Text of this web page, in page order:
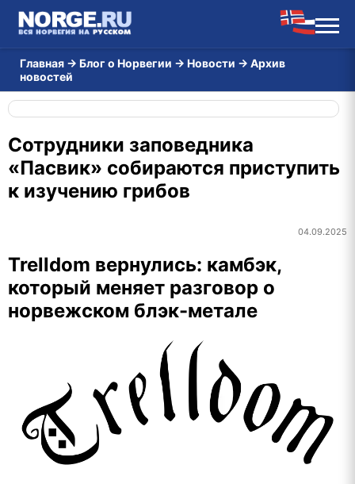
Главная → Блог о Норвегии → Новости → Архив
новостей
Сотрудники заповедника
«Пасвик» собираются приступить
к изучению грибов
04.09.2025
Trelldom вернулись: камбэк,
который меняет разговор о
норвежском блэк-метале